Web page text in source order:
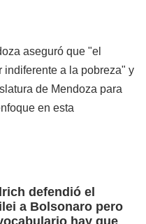
aseguró que "el
indiferente a la pobreza" y
de Mendoza para
en esta
defendió el
a Bolsonaro pero